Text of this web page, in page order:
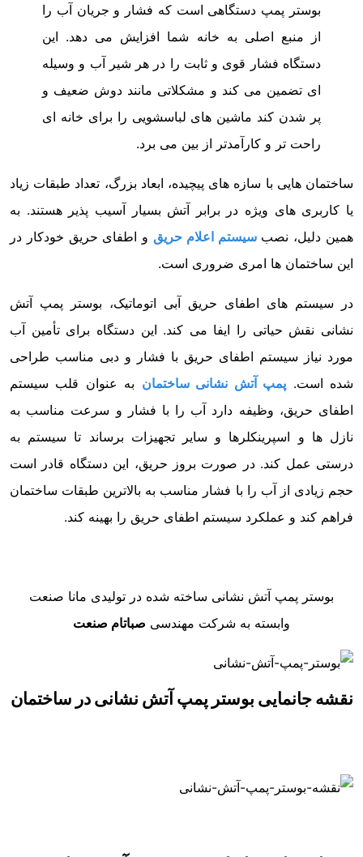
بوستر پمپ دستگاهی است که فشار و جریان آب را
از منبع اصلی به خانه شما افزایش می دهد. این
دستگاه فشار قوی و ثابت را در هر شیر آب و وسیله
ای تضمین می کند و مشکلاتی مانند دوش ضعیف و
پر شدن کند ماشین های لباسشویی را برای خانه ای
راحت تر و کارآمدتر از بین می برد.
ساختمان هایی با سازه های پیچیده، ابعاد بزرگ، تعداد طبقات زیاد
یا کاربری های ویژه در برابر آتش بسیار آسیب پذیر هستند. به
همین دلیل، نصبسیستم اعلام حریق و اطفای حریق خودکار در
این ساختمان ها امری ضروری است.
در سیستم های اطفای حریق آبی اتوماتیک، بوستر پمپ آتش
نشانی نقش حیاتی را ایفا می کند. این دستگاه برای تأمین آب
مورد نیاز سیستم اطفای حریق با فشار و دبی مناسب طراحی
شده است. پمپ آتش نشانی ساختمان به عنوان قلب سیستم
اطفای حریق، وظیفه دارد آب را با فشار و سرعت مناسب به
نازل ها و اسپرینکلرها و سایر تجهیزات برساند تا سیستم به
درستی عمل کند. در صورت بروز حریق، این دستگاه قادر است
حجم زیادی از آب را با فشار مناسب به بالاترین طبقات ساختمان
فراهم کند و عملکرد سیستم اطفای حریق را بهینه کند.
بوستر پمپ آتش نشانی ساخته شده در تولیدی مانا صنعت
وابسته به شرکت مهندسی صباتام صنعت
نقشه جانمایی بوستر پمپ آتش نشانی در ساختمان